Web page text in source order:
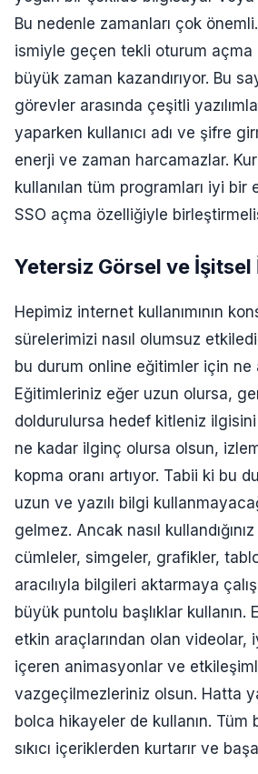
Bu nedenle zamanları çok
ismiyle geçen tekli oturum açma
büyük zaman kazandırıyor. Bu
görevler arasında çeşitli
yaparken kullanıcı adı ve şifre
enerji ve zaman harcamazlar.
kullanılan tüm programları iyi bir
SSO açma özelliğiyle
Yetersiz Görsel ve İşitsel
Hepimiz internet kullanımının
sürelerimizi nasıl olumsuz
bu durum online eğitimler için ne
Eğitimleriniz eğer uzun olursa,
doldurulursa hedef kitleniz
ne kadar ilginç olursa olsun,
kopma oranı artıyor. Tabii ki bu
uzun ve yazılı bilgi
gelmez. Ancak nasıl
cümleler, simgeler, grafikler,
aracılıyla bilgileri aktarmaya
büyük puntolu başlıklar kullanın.
etkin araçlarından olan videolar,
içeren animasyonlar ve
vazgeçilmezleriniz olsun. Hatta
bolca hikayeler de kullanın. Tüm
sıkıcı içeriklerden kurtarır ve